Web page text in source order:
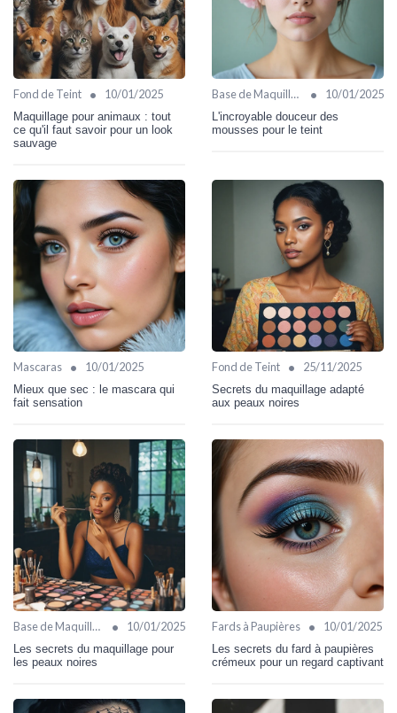
Fond de Teint • 10/01/2025
Maquillage pour animaux : tout
ce qu'il faut savoir pour un look
sauvage
Base de Maquillage • 10/01/2025
L'incroyable douceur des
mousses pour le teint
Mascaras • 10/01/2025
Mieux que sec : le mascara qui
fait sensation
Fond de Teint • 25/11/2025
Secrets du maquillage adapté
aux peaux noires
Base de Maquillage • 10/01/2025
Les secrets du maquillage pour
les peaux noires
Fards à Paupières • 10/01/2025
Les secrets du fard à paupières
crémeux pour un regard captivant